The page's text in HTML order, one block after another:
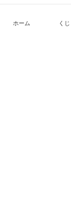
ホーム くじ